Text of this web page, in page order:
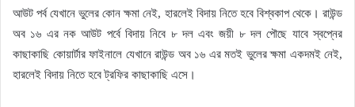
আউট পর্ব যেখানে ভুলের কোন ক্ষমা নেই, হারলেই বিদায় নিতে হবে বিশ্বকাপ থেকে। রাউন্ড
অব ১৬ এর নক আউট পর্বে বিদায় নিবে ৮ দল এবং জয়ী ৮ দল পৌছে যাবে স্বপ্নের
কাছাকাছি কোয়ার্টার ফাইনালে যেখানে রাউন্ড অব ১৬ এর মতই ভুলের ক্ষমা একদমই নেই,
হারলেই বিদায় নিতে হবে ট্রফির কাছাকাছি এসে।